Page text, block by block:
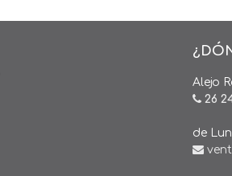
Alejo
26
de